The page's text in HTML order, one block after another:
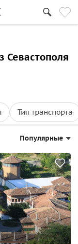
Севастополя
Тип транспорта
Популярные